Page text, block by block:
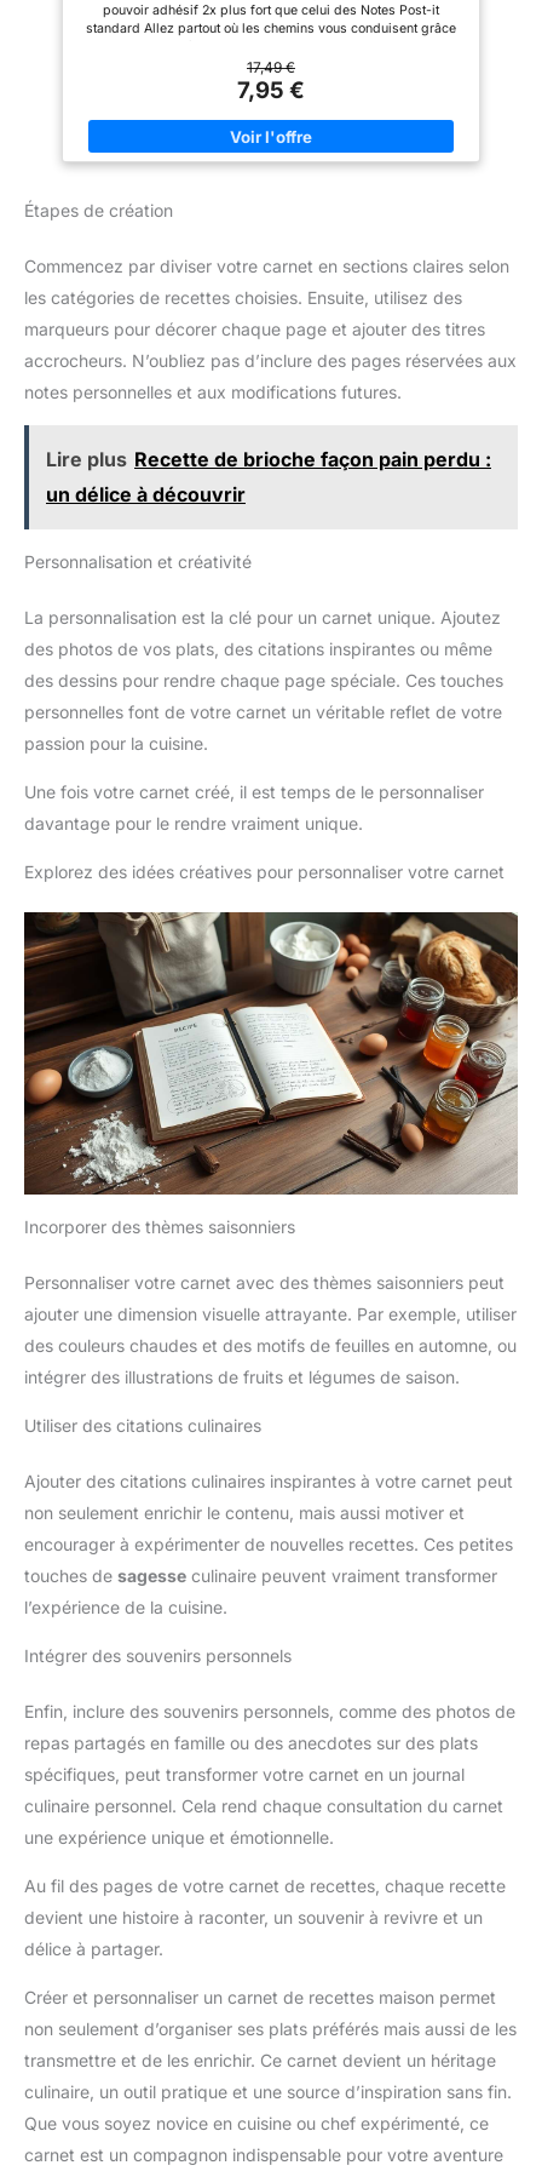
pouvoir adhésif 2x plus fort que celui des Notes Post-it
standard Allez partout où les chemins vous conduisent grâce
Soulful Ces notes adhésives de 76 x 76 mm sont fournies en
paquet de 6 blocs de 90 feuilles Idéales pour les surfaces
verticales ou qui adhèrent difficilement, comme les écrans
d’ordinateur, les portes et les murs Les Notes Post-it Super
Sticky sont fabriquées à partir de fibres de papier certifiées
PEFC, provenant de forêts gérées durablement et de sources
qui repousse annuellement Téléchargez gratuitement
17,49 €
7,95 €
Étapes de création
Commencez par diviser votre carnet en sections claires selon
les catégories de recettes choisies. Ensuite, utilisez des
marqueurs pour décorer chaque page et ajouter des titres
accrocheurs. N’oubliez pas d’inclure des pages réservées aux
notes personnelles et aux modifications futures.
Lire plus Recette de brioche façon pain perdu :
un délice à découvrir
Personnalisation et créativité
La personnalisation est la clé pour un carnet unique. Ajoutez
des photos de vos plats, des citations inspirantes ou même
des dessins pour rendre chaque page spéciale. Ces touches
personnelles font de votre carnet un véritable reflet de votre
passion pour la cuisine.
Une fois votre carnet créé, il est temps de le personnaliser
davantage pour le rendre vraiment unique.
Explorez des idées créatives pour personnaliser votre carnet
Incorporer des thèmes saisonniers
Personnaliser votre carnet avec des thèmes saisonniers peut
ajouter une dimension visuelle attrayante. Par exemple, utiliser
des couleurs chaudes et des motifs de feuilles en automne, ou
intégrer des illustrations de fruits et légumes de saison.
Utiliser des citations culinaires
Ajouter des citations culinaires inspirantes à votre carnet peut
non seulement enrichir le contenu, mais aussi motiver et
encourager à expérimenter de nouvelles recettes. Ces petites
touches de sagesse culinaire peuvent vraiment transformer
l’expérience de la cuisine.
Intégrer des souvenirs personnels
Enfin, inclure des souvenirs personnels, comme des photos de
repas partagés en famille ou des anecdotes sur des plats
spécifiques, peut transformer votre carnet en un journal
culinaire personnel. Cela rend chaque consultation du carnet
une expérience unique et émotionnelle.
Au fil des pages de votre carnet de recettes, chaque recette
devient une histoire à raconter, un souvenir à revivre et un
délice à partager.
Créer et personnaliser un carnet de recettes maison permet
non seulement d’organiser ses plats préférés mais aussi de les
transmettre et de les enrichir. Ce carnet devient un héritage
culinaire, un outil pratique et une source d’inspiration sans fin.
Que vous soyez novice en cuisine ou chef expérimenté, ce
carnet est un compagnon indispensable pour votre aventure